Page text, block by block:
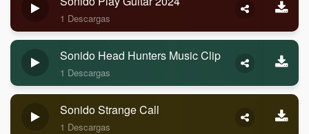
1 Descargas
Sonido Head Hunters Music Clip
1 Descargas
Sonido Strange Call
1 Descargas